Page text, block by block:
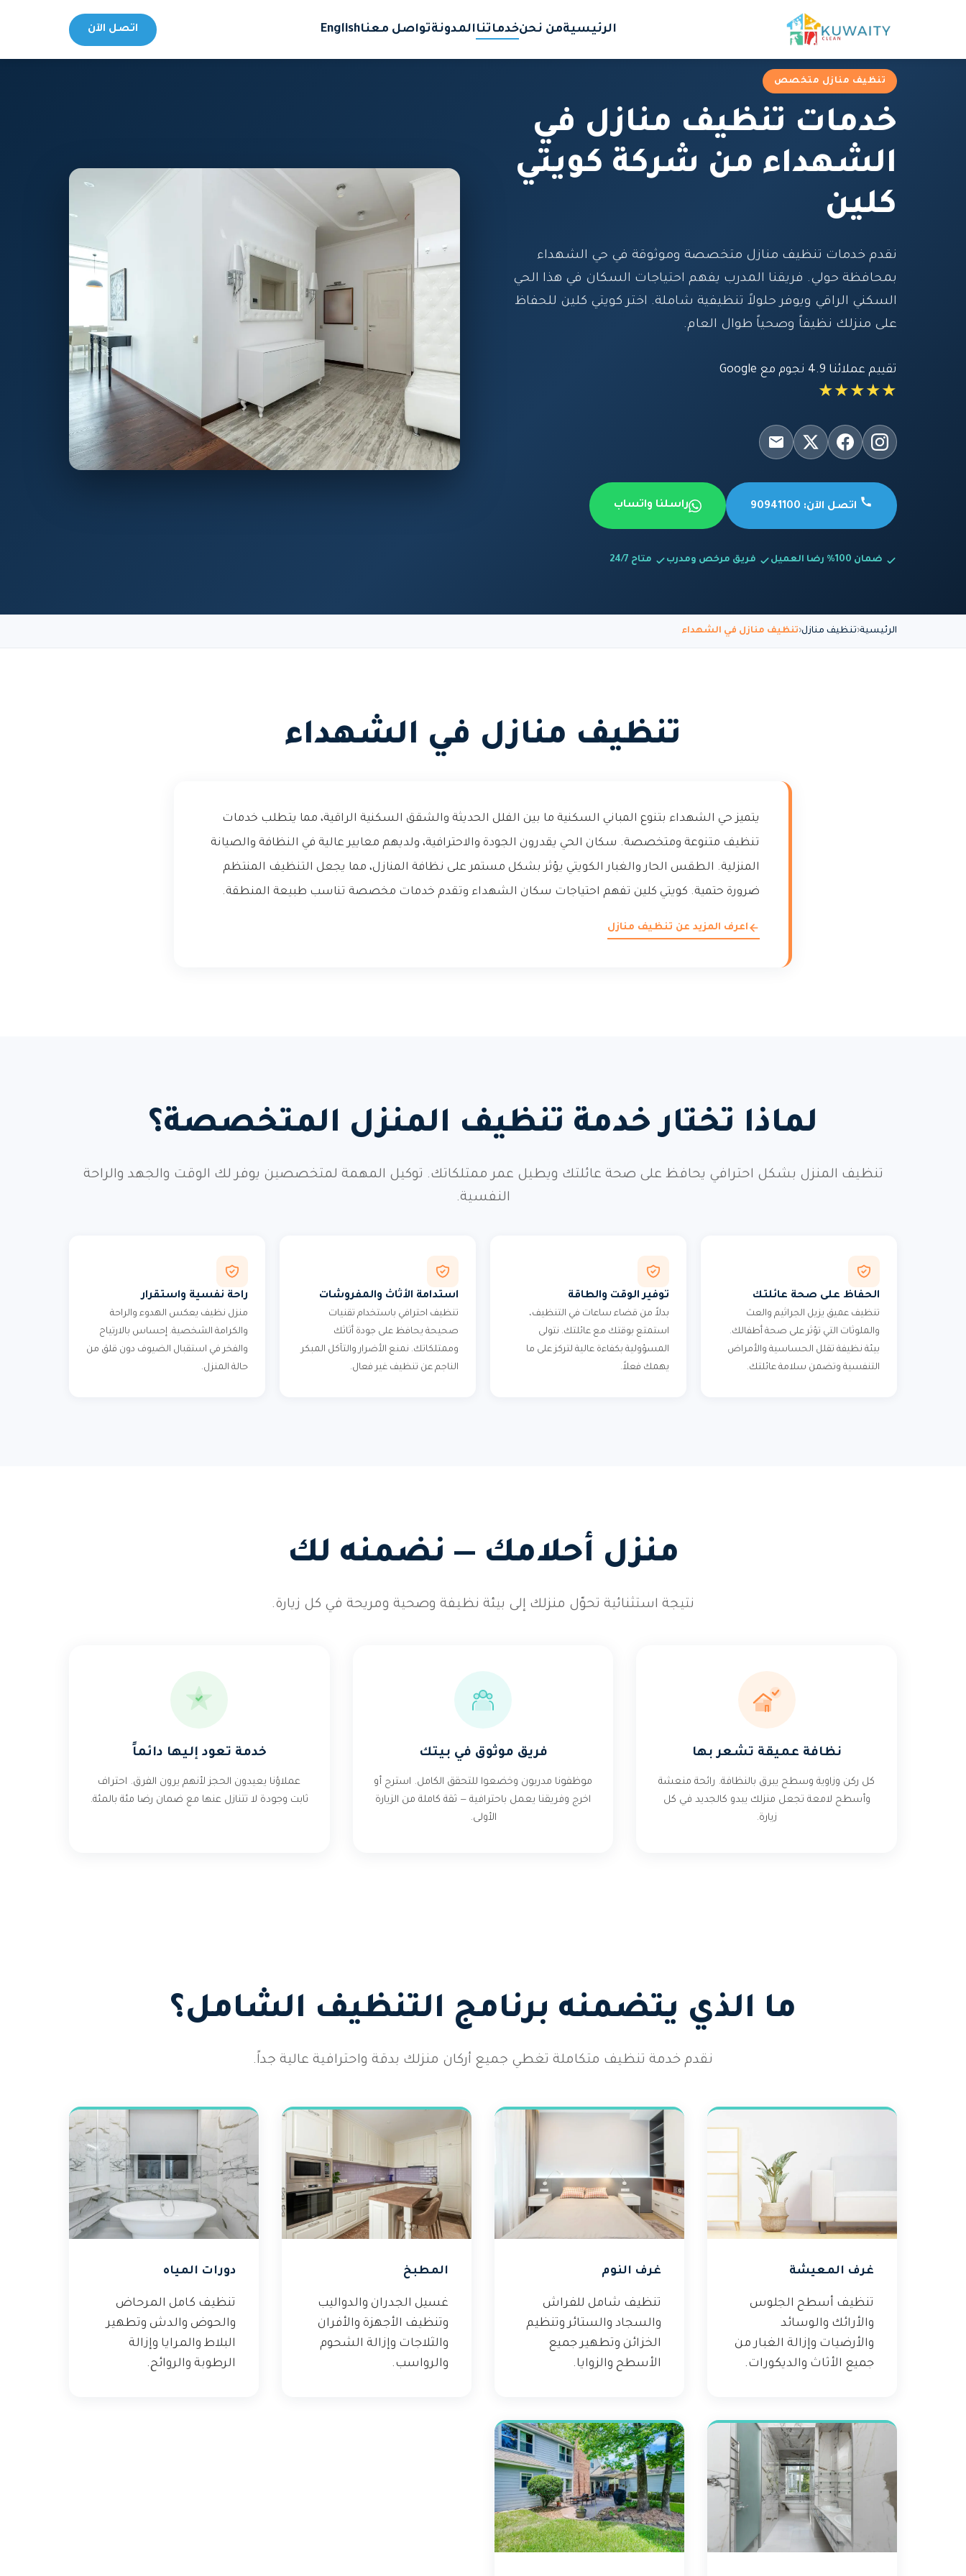
الرئيسيةمن نحنخدماتناالمدونةتواصل معناEnglish اتصل الآن
تنظيف منازل متخصص
خدمات تنظيف منازل في
الشهداء من شركة كويتي
كلين
نقدم خدمات تنظيف منازل متخصصة وموثوقة في حي الشهداء
بمحافظة حولي. فريقنا المدرب يفهم احتياجات السكان في هذا الحي
السكني الراقي ويوفر حلولاً تنظيفية شاملة. اختر كويتي كلين للحفاظ
على منزلك نظيفاً وصحياً طوال العام.
تقييم عملائنا 4.9 نجوم مع Google
★★★★★
اتصل الآن: 90941100 راسلنا واتساب
ضمان 100% رضا العميل فريق مرخص ومدرب متاح 24/7
الرئيسية تنظيف منازل تنظيف منازل في الشهداء
تنظيف منازل في الشهداء
يتميز حي الشهداء بتنوع المباني السكنية ما بين الفلل الحديثة والشقق السكنية الراقية، مما يتطلب خدمات
تنظيف متنوعة ومتخصصة. سكان الحي يقدرون الجودة والاحترافية، ولديهم معايير عالية في النظافة والصيانة
المنزلية. الطقس الحار والغبار الكويتي يؤثر بشكل مستمر على نظافة المنازل، مما يجعل التنظيف المنتظم
ضرورة حتمية. كويتي كلين تفهم احتياجات سكان الشهداء وتقدم خدمات مخصصة تناسب طبيعة المنطقة.
اعرف المزيد عن تنظيف منازل
لماذا تختار خدمة تنظيف المنزل المتخصصة؟
تنظيف المنزل بشكل احترافي يحافظ على صحة عائلتك ويطيل عمر ممتلكاتك. توكيل المهمة لمتخصصين يوفر لك الوقت والجهد والراحة
النفسية.
الحفاظ على صحة عائلتك
تنظيف عميق يزيل الجراثيم والعث
والملوثات التي تؤثر على صحة أطفالك.
بيئة نظيفة تقلل الحساسية والأمراض
التنفسية وتضمن سلامة عائلتك.
توفير الوقت والطاقة
بدلاً من قضاء ساعات في التنظيف،
استمتع بوقتك مع عائلتك. نتولى
المسؤولية بكفاءة عالية لتركز على ما
يهمك فعلاً.
استدامة الأثاث والمفروشات
تنظيف احترافي باستخدام تقنيات
صحيحة يحافظ على جودة أثاثك
وممتلكاتك. نمنع الأضرار والتآكل المبكر
الناجم عن تنظيف غير فعال.
راحة نفسية واستقرار
منزل نظيف يعكس الهدوء والراحة
والكرامة الشخصية. إحساس بالارتياح
والفخر في استقبال الضيوف دون قلق من
حالة المنزل.
منزل أحلامك — نضمنه لك
نتيجة استثنائية تحوّل منزلك إلى بيئة نظيفة وصحية ومريحة في كل زيارة.
نظافة عميقة تشعر بها
كل ركن وزاوية وسطح يبرق بالنظافة. رائحة منعشة
وأسطح لامعة تجعل منزلك يبدو كالجديد في كل
زيارة.
فريق موثوق في بيتك
موظفونا مدربون وخضعوا للتحقق الكامل. استرح أو
اخرج وفريقنا يعمل باحترافية — ثقة كاملة من الزيارة
الأولى.
خدمة تعود إليها دائماً
عملاؤنا يعيدون الحجز لأنهم يرون الفرق. احتراف
ثابت وجودة لا تتنازل عنها مع ضمان رضا مئة بالمئة.
ما الذي يتضمنه برنامج التنظيف الشامل؟
نقدم خدمة تنظيف متكاملة تغطي جميع أركان منزلك بدقة واحترافية عالية جداً.
غرف المعيشة
تنظيف أسطح الجلوس
والأرائك والوسائد
والأرضيات وإزالة الغبار من
جميع الأثاث والديكورات.
غرف النوم
تنظيف شامل للفراش
والسجاد والستائر وتنظيم
الخزائن وتطهير جميع
الأسطح والزوايا.
المطبخ
غسيل الجدران والدواليب
وتنظيف الأجهزة والأفران
والثلاجات وإزالة الشحوم
والرواسب.
دورات المياه
تنظيف كامل المرحاض
والحوض والدش وتطهير
البلاط والمرايا وإزالة
الرطوبة والروائح.